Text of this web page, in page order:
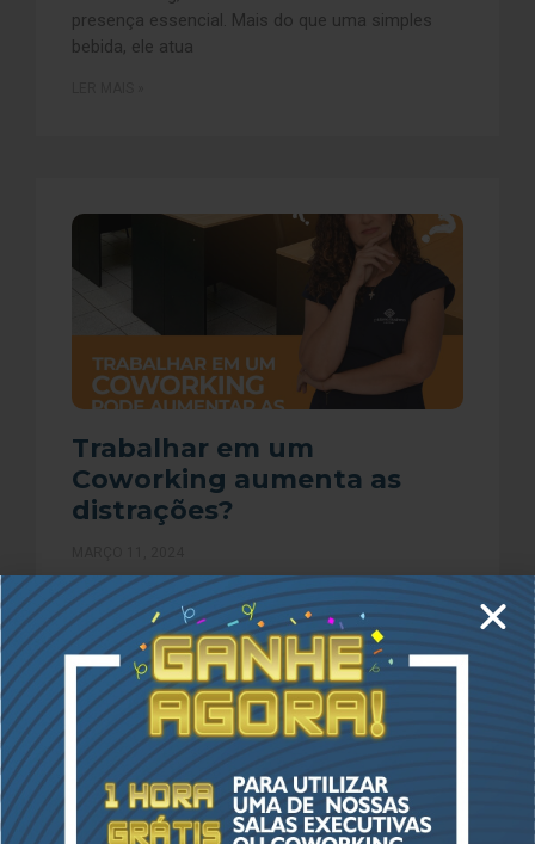
presença essencial. Mais do que uma simples
bebida, ele atua
Trabalhar em um
Coworking aumenta as
distrações?
Você ainda acha que trabalhar em um Coworking
não é vantajoso e proporciona distrações? Muito
pelo contrário, você já imaginou que essa pode
ser a
LER MAIS »